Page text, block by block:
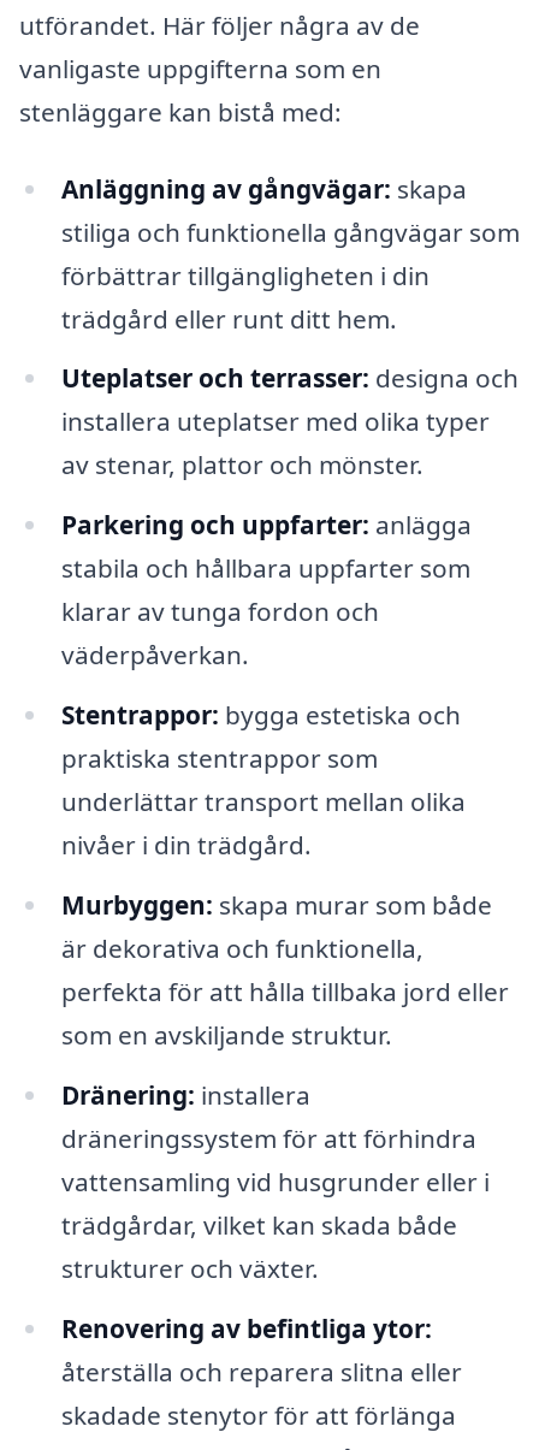
utförandet. Här följer några av de
vanligaste uppgifterna som en
stenläggare kan bistå med:
Anläggning av gångvägar: skapa
stiliga och funktionella gångvägar som
förbättrar tillgängligheten i din
trädgård eller runt ditt hem.
Uteplatser och terrasser: designa och
installera uteplatser med olika typer
av stenar, plattor och mönster.
Parkering och uppfarter: anlägga
stabila och hållbara uppfarter som
klarar av tunga fordon och
väderpåverkan.
Stentrappor: bygga estetiska och
praktiska stentrappor som
underlättar transport mellan olika
nivåer i din trädgård.
Murbyggen: skapa murar som både
är dekorativa och funktionella,
perfekta för att hålla tillbaka jord eller
som en avskiljande struktur.
Dränering: installera
dräneringssystem för att förhindra
vattensamling vid husgrunder eller i
trädgårdar, vilket kan skada både
strukturer och växter.
Renovering av befintliga ytor:
återställa och reparera slitna eller
skadade stenytor för att förlänga